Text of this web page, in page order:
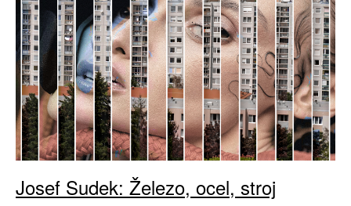
Josef Sudek: Železo, ocel, stroj